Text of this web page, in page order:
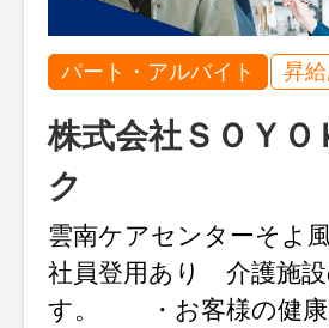
パート・アルバイト 昇
株式会社ＳＯＹ
ク
雲南ケアセンターそよ
社員登用あり 介護施
す。 ・お客様の健康